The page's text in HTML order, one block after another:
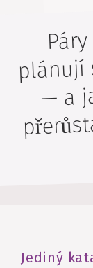
plánují
— a
Jediný